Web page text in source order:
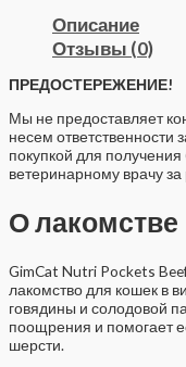
Описание
Отзывы (0)
ПРЕДОСТЕРЕЖЕНИЕ!
Мы не предоставляет
несем ответственности
покупкой для
ветеринарному врачу
О лакомстве
GimCat Nutri Pockets
лакомство для кошек в
говядины и солодовой
поощрения и помогает
шерсти.